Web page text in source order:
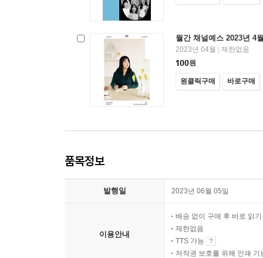
월간 채널예스 2023년 4
2023년 04월 | 제한없음
100원
원클릭구매 바로구매
품목정보
발행일 2023년 06월 05일
이용안내
배송 없이 구매 후 바로 읽기
제한없음
TTS 가능
저작권 보호를 위해 인쇄 기